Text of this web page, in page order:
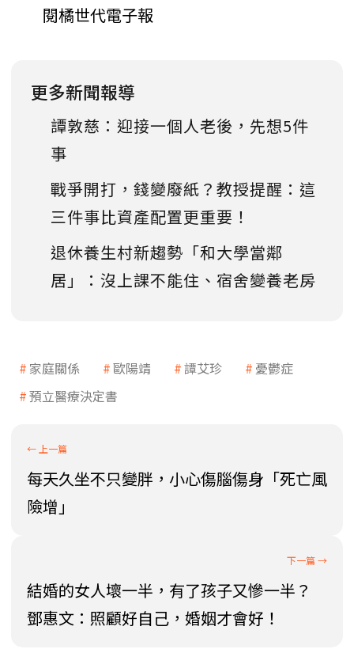
閱橘世代電子報
更多新聞報導
譚敦慈：迎接一個人老後，先想5件
事
戰爭開打，錢變廢紙？教授提醒：這
三件事比資產配置更重要！
退休養生村新趨勢「和大學當鄰
居」：沒上課不能住、宿舍變養老房
家庭關係 歐陽靖 譚艾珍
憂鬱症
預立醫療決定書
每天久坐不只變胖，小心傷腦傷身「死亡風
險增」
結婚的女人壞一半，有了孩子又慘一半？
鄧惠文：照顧好自己，婚姻才會好！